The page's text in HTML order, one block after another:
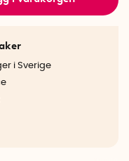
i Sverige